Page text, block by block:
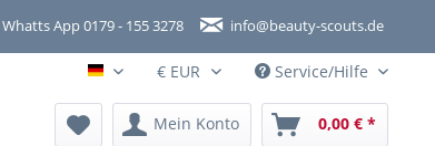
Whatts App 0179 - 155 3278 info@beauty-scouts.de
Hauptshop Deutsch Service/Hilfe
Mein Konto 0,00 € *